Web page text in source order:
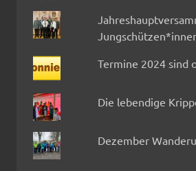
Termine 2024 sind
Die lebendige
Dezember